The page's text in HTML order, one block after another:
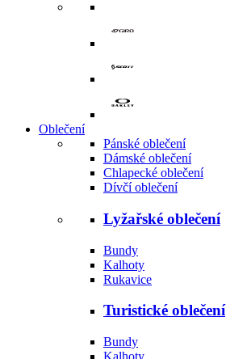
Oblečení
Pánské oblečení
Dámské oblečení
Chlapecké oblečení
Dívčí oblečení
Lyžařské oblečení
Bundy
Kalhoty
Rukavice
Turistické oblečení
Bundy
Kalhoty